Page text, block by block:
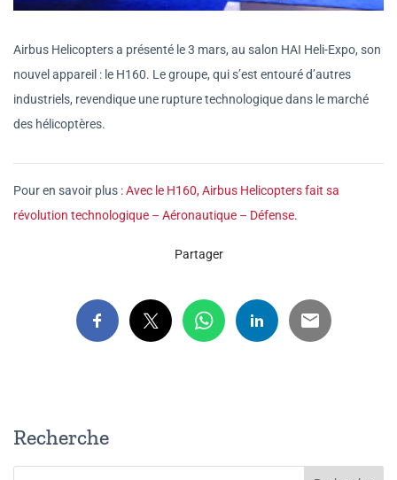
Airbus Helicopters a présenté le 3 mars, au salon HAI Heli-Expo, son
nouvel appareil : le H160. Le groupe, qui s’est entouré d’autres
industriels, revendique une rupture technologique dans le marché
des hélicoptères.
Pour en savoir plus :Avec le H160, Airbus Helicopters fait sa
révolution technologique – Aéronautique – Défense.
Partager
Recherche